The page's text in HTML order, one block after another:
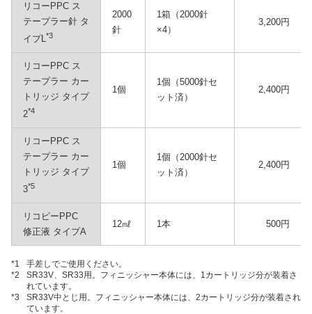
リコーPPC ス
テープラー針 タ
イプL*3
2000
針
1箱（2000針
×4）
3,200円
リコーPPC ス
テープラー カー
トリッジ タイプ
2*4
1個
1個（5000針セ
ット済）
2,400円
リコーPPC ス
テープラー カー
トリッジ タイプ
3*5
1個
1個（2000針セ
ット済）
2,400円
リコピーPPC
修正液 タイプA
12㎖ 1本 500円
*1
手差しでご使用ください。
*2
SR33V、SR33用。フィニッシャー本体には、1カートリッジ分が装着さ
れています。
*3
SR33V中とじ用。フィニッシャー本体には、2カートリッジ分が装着され
ています。